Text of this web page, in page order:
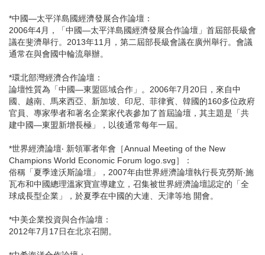
*中國—太平洋島國經濟發展合作論壇：
2006年4月，「中國—太平洋島國經濟發展合作論壇」首屆部長級會
議在斐濟舉行。2013年11月，第二屆部長級會議在廣州舉行。會議
通常在與會國中輪流舉辦。
*環北部灣經濟合作論壇：
論壇性質為「中國—東盟區域合作」。2006年7月20日，來自中
國、越南、馬來西亞、新加坡、印尼、菲律賓、韓國的160多位政府
官員、專家學者和著名企業家代表參加了首屆論壇，其主題是「共
建中國—東盟新增長極」，以後通常每年一屆。
*世界經濟論壇‧ 新領軍者年會［Annual Meeting of the New
Champions World Economic Forum logo.svg］：
俗稱「夏季達沃斯論壇」，2007年由世界經濟論壇執行長克勞斯‧施
瓦布和中國總理溫家寶宣導建立，召集被世界經濟論壇認定的「全
球成長型企業」，於夏季在中國的大連、天津等地 開會。
*中美企業投資與合作論壇：
2012年7月17日在北京召開。